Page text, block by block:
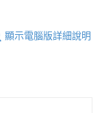
顯示電腦版詳細說明